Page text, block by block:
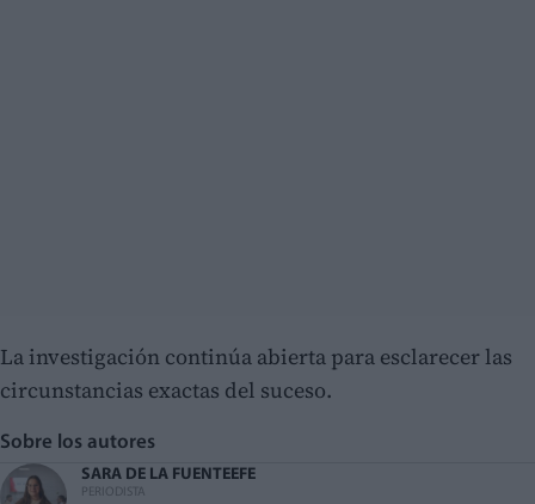
La investigación continúa abierta para esclarecer las
circunstancias exactas del suceso.
Sobre los autores
SARA DE LA FUENTE
PERIODISTA
EFE